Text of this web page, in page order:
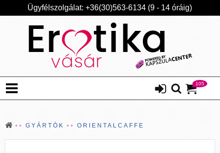
Ügyfélszolgálat: +36(30)563-6134 (9 - 14 óráig)
105
GYÁRTÓK ORIENTALCAFFE